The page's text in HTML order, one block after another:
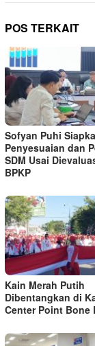
POS TERKAIT
Sofyan Puhi
Penyesuaian dan
SDM Usai
BPKP
Kain Merah Putih
Dibentangkan di
Center Point Bone